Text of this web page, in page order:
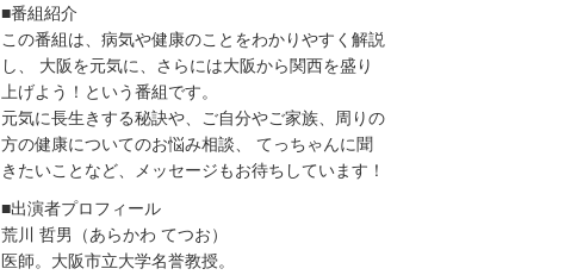
■番組紹介
この番組は、病気や健康のことをわかりやすく解説
し、 大阪を元気に、さらには大阪から関西を盛り
上げよう！という番組です。
元気に長生きする秘訣や、ご自分やご家族、周りの
方の健康についてのお悩み相談、 てっちゃんに聞
きたいことなど、メッセージもお待ちしています！
■出演者プロフィール
荒川 哲男（あらかわ てつお）
医師。大阪市立大学名誉教授。